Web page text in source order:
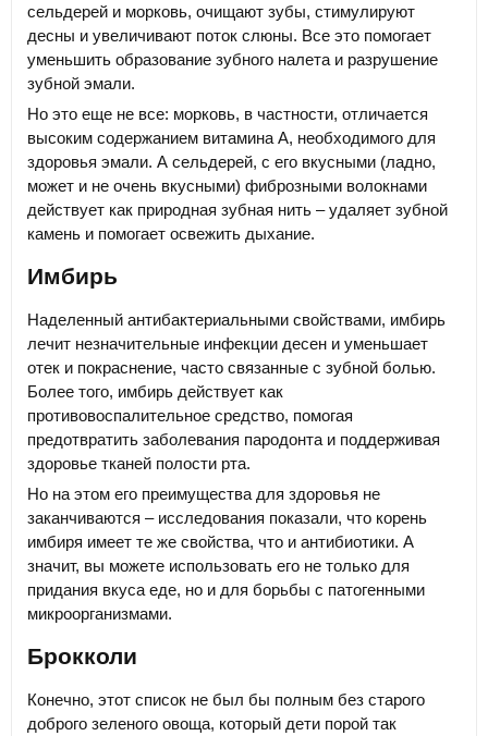
сельдерей и морковь, очищают зубы, стимулируют
десны и увеличивают поток слюны. Все это помогает
уменьшить образование зубного налета и разрушение
зубной эмали.
Но это еще не все: морковь, в частности, отличается
высоким содержанием витамина А, необходимого для
здоровья эмали. А сельдерей, с его вкусными (ладно,
может и не очень вкусными) фиброзными волокнами
действует как природная зубная нить – удаляет зубной
камень и помогает освежить дыхание.
Имбирь
Наделенный антибактериальными свойствами, имбирь
лечит незначительные инфекции десен и уменьшает
отек и покраснение, часто связанные с зубной болью.
Более того, имбирь действует как
противовоспалительное средство, помогая
предотвратить заболевания пародонта и поддерживая
здоровье тканей полости рта.
Но на этом его преимущества для здоровья не
заканчиваются – исследования показали, что корень
имбиря имеет те же свойства, что и антибиотики. А
значит, вы можете использовать его не только для
придания вкуса еде, но и для борьбы с патогенными
микроорганизмами.
Брокколи
Конечно, этот список не был бы полным без старого
доброго зеленого овоща, который дети порой так